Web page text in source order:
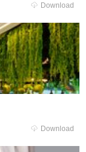
Download
Download